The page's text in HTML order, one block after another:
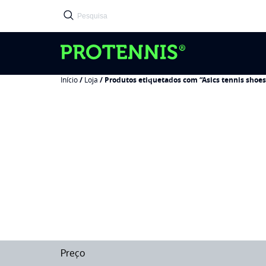
Início/ Loja / Produtos etiquetados com “Asics tennis
Preço